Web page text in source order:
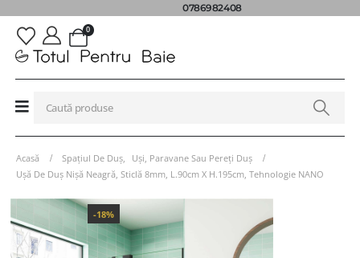
0786982408
0
Acasă Spațiul De Duș
Uși, Paravane Sau Pereți Duș
Ușă De Duș Nișă Neagră, Sticlă 8mm, L.90cm X H.195cm, Tehnologie NANO
-18%